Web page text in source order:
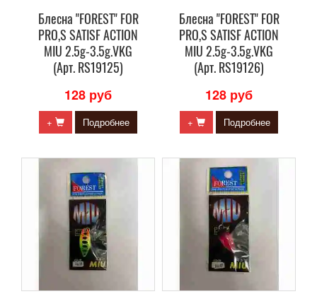
Блесна "FOREST" FOR
PRO,S SATISF ACTION
MIU 2.5g-3.5g.VKG
(Арт. RS19125)
128 руб
+ Подробнее
Блесна "FOREST" FOR
PRO,S SATISF ACTION
MIU 2.5g-3.5g.VKG
(Арт. RS19126)
128 руб
+ Подробнее